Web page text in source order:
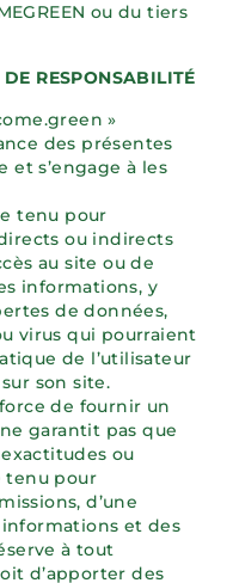
ou du tiers
RESPONSABILITÉ
»
des présentes
et s’engage à les
tenu pour
ou indirects
au site ou de
informations, y
de données,
virus qui pourraient
de l’utilisateur
son site.
de fournir un
garantit pas que
ou
tenu pour
d’une
et des
à tout
d’apporter des